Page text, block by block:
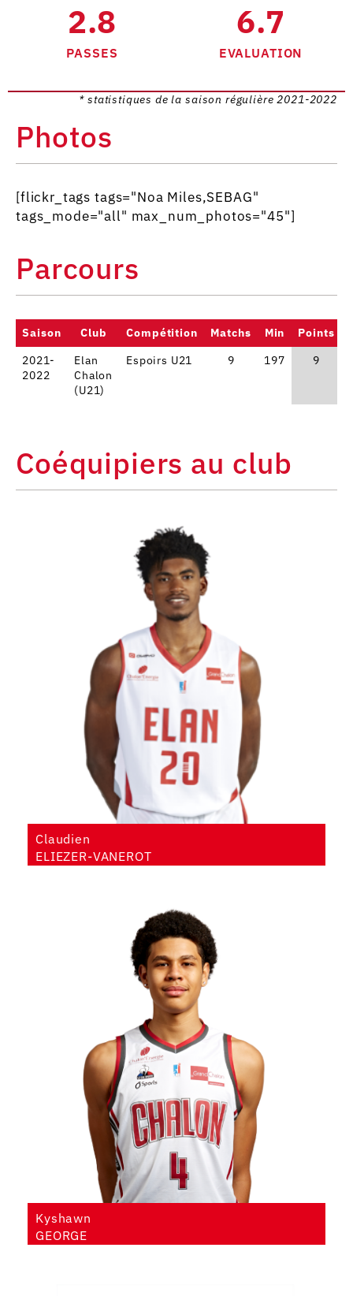
2.8
PASSES
6.7
EVALUATION
* statistiques de la saison régulière 2021-2022
Photos
[flickr_tags tags="Noa Miles,SEBAG"
tags_mode="all" max_num_photos="45"]
Parcours
Saison Club Compétition Matchs Min Points
2021-
2022
Elan
Chalon
(U21)
Espoirs U21 9 197 9
Coéquipiers au club
Claudien
ELIEZER-VANEROT
Kyshawn
GEORGE